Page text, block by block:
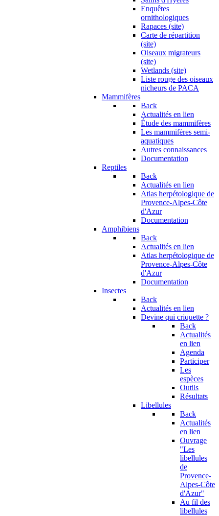
Enquêtes
ornithologiques
Rapaces (site)
Carte de répartition
(site)
Oiseaux migrateurs
(site)
Wetlands (site)
Liste rouge des oiseaux
nicheurs de PACA
Mammifères
Back
Actualités en lien
Étude des mammifères
Les mammifères semi-
aquatiques
Autres connaissances
Documentation
Reptiles
Back
Actualités en lien
Atlas herpétologique de
Provence-Alpes-Côte
d'Azur
Documentation
Amphibiens
Back
Actualités en lien
Atlas herpétologique de
Provence-Alpes-Côte
d'Azur
Documentation
Insectes
Back
Actualités en lien
Devine qui criquette ?
Back
Actualités
en lien
Agenda
Participer
Les
espèces
Outils
Résultats
Libellules
Back
Actualités
en lien
Ouvrage
"Les
libellules
de
Provence-
Alpes-Côte
d'Azur"
Au fil des
libellules